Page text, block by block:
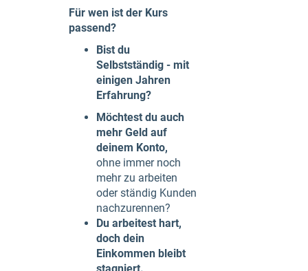
Für wen ist der Kurs
passend?
Bist du
Selbstständig - mit
einigen Jahren
Erfahrung?
Möchtest du auch
mehr Geld auf
deinem Konto,
ohne immer noch
mehr zu arbeiten
oder ständig Kunden
nachzurennen?
Du arbeitest hart,
doch dein
Einkommen bleibt